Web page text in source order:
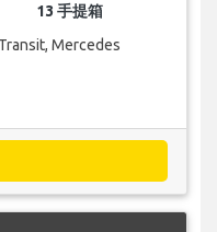
13 手提箱
Mercedes